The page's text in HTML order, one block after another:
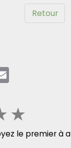
Retour
★
le premier à